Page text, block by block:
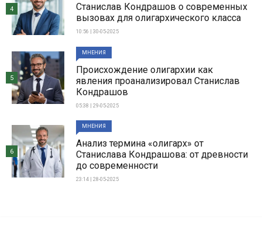
Станислав Кондрашов о современных
вызовах для олигархического класса
10:56 | 30-05-2025
4
МНЕНИЯ
Происхождение олигархии как
явления проанализировал Станислав
Кондрашов
05:38 | 29-05-2025
5
МНЕНИЯ
Анализ термина «олигарх» от
Станислава Кондрашова: от древности
до современности
23:14 | 28-05-2025
6